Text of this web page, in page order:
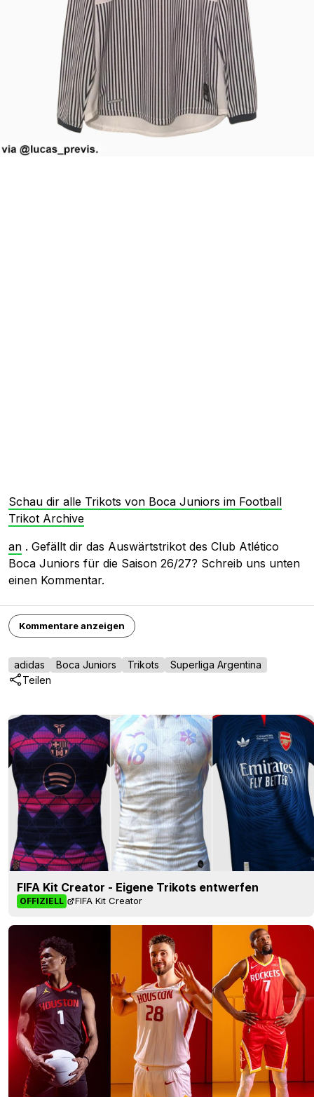
Schau dir alle Trikots von Boca Juniors im Football
Trikot Archive
an . Gefällt dir das Auswärtstrikot des Club Atlético
Boca Juniors für die Saison 26/27? Schreib uns unten
einen Kommentar.
Kommentare anzeigen
adidas Boca Juniors Trikots
Superliga Argentina
Teilen
FIFA Kit Creator - Eigene Trikots entwerfen
OFFIZIELL FIFA Kit Creator